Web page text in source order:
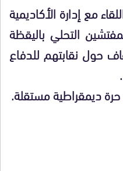
مع إدارة الأكاديمية
التحلي باليقظة
حول نقابتهم للدفاع
ديمقراطية مستقلة.